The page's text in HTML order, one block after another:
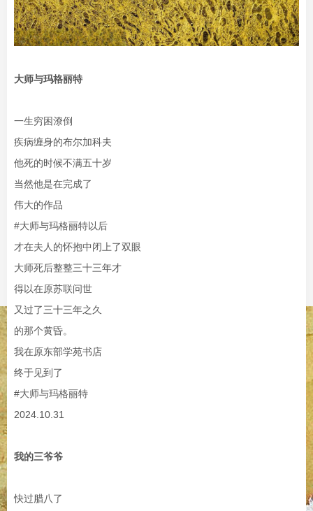
大师与玛格丽特
一生穷困潦倒
疾病缠身的布尔加科夫
他死的时候不满五十岁
当然他是在完成了
伟大的作品
#大师与玛格丽特以后
才在夫人的怀抱中闭上了双眼
大师死后整整三十三年才
得以在原苏联问世
又过了三十三年之久
的那个黄昏。
我在原东部学苑书店
终于见到了
#大师与玛格丽特
2024.10.31
我的三爷爷
快过腊八了